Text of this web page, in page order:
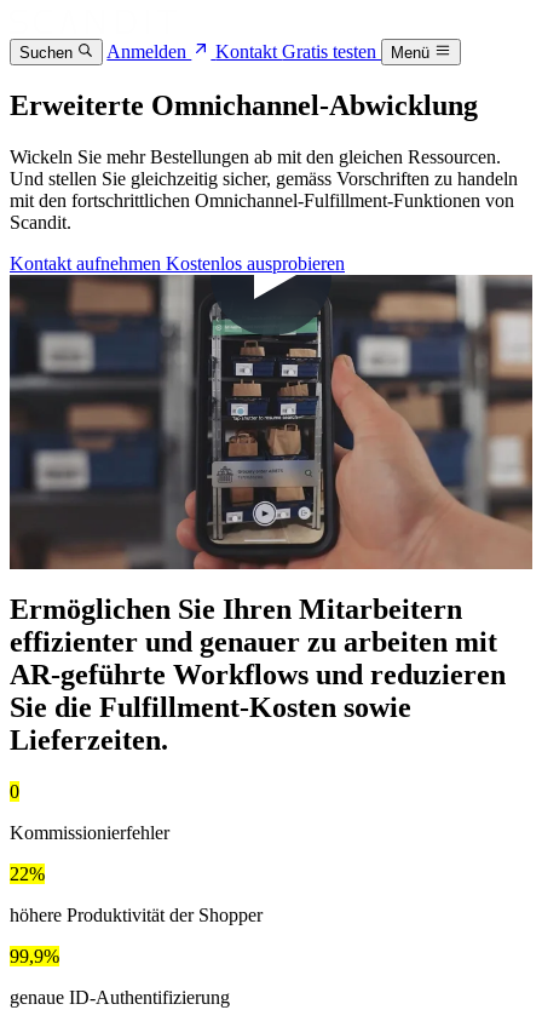
Suchen Anmelden KontaktGratis testen Menü
Erweiterte Omnichannel-Abwicklung
Wickeln Sie mehr Bestellungen ab mit den gleichen Ressourcen.
Und stellen Sie gleichzeitig sicher, gemäss Vorschriften zu handeln
mit den fortschrittlichen Omnichannel-Fulfillment-Funktionen von
Scandit.
Kontakt aufnehmen Kostenlos ausprobieren
Ermöglichen Sie Ihren Mitarbeitern
effizienter und genauer zu arbeiten mit
AR-geführte Workflows und reduzieren
Sie die Fulfillment-Kosten sowie
Lieferzeiten.
0
Kommissionierfehler
22%
höhere Produktivität der Shopper
99,9%
genaue ID-Authentifizierung